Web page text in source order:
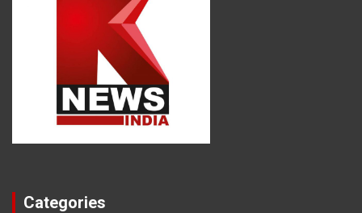
Categories